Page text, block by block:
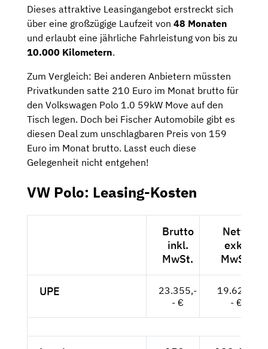
Dieses attraktive Leasingangebot erstreckt sich
über eine großzügige Laufzeit von 48 Monaten
und erlaubt eine jährliche Fahrleistung von bis zu
10.000 Kilometern.
Zum Vergleich: Bei anderen Anbietern müssten
Privatkunden satte 210 Euro im Monat brutto für
den Volkswagen Polo 1.0 59kW Move auf den
Tisch legen. Doch bei Fischer Automobile gibt es
diesen Deal zum unschlagbaren Preis von 159
Euro im Monat brutto. Lasst euch diese
Gelegenheit nicht entgehen!
VW Polo: Leasing-Kosten
Brutto
inkl.
MwSt.
Netto
exkl.
MwSt.
UPE
23.355,-
- €
19.626,-
- €